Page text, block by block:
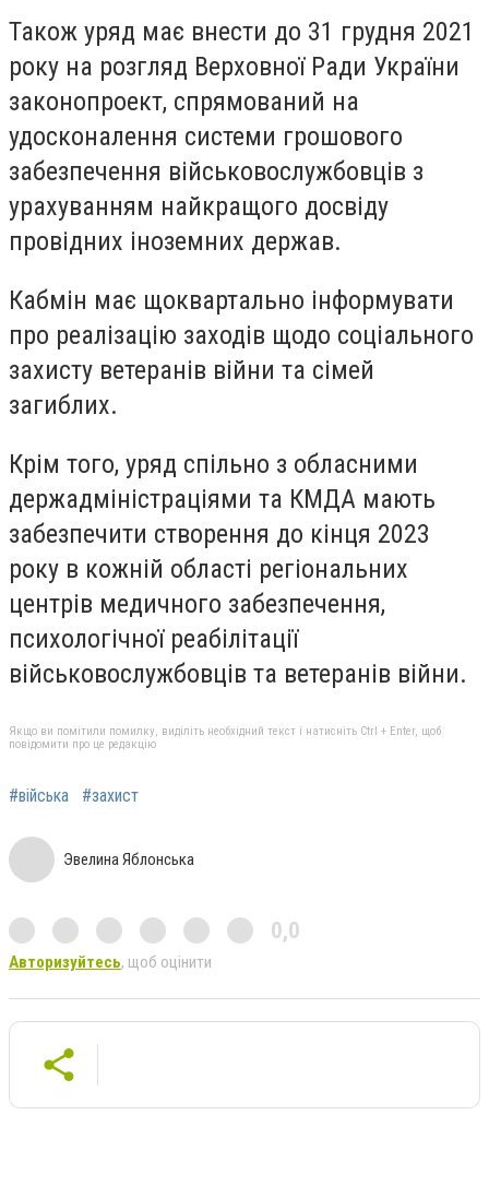
Також уряд має внести до 31 грудня 2021
року на розгляд Верховної Ради України
законопроект, спрямований на
удосконалення системи грошового
забезпечення військовослужбовців з
урахуванням найкращого досвіду
провідних іноземних держав.
Кабмін має щоквартально інформувати
про реалізацію заходів щодо соціального
захисту ветеранів війни та сімей
загиблих.
Крім того, уряд спільно з обласними
держадміністраціями та КМДА мають
забезпечити створення до кінця 2023
року в кожній області регіональних
центрів медичного забезпечення,
психологічної реабілітації
військовослужбовців та ветеранів війни.
Якщо ви помітили помилку, виділіть необхідний текст і натисніть Ctrl + Enter, щоб
повідомити про це редакцію
#війська #захист
Эвелина Яблонська
0,0
Авторизуйтесь, щоб оцінити